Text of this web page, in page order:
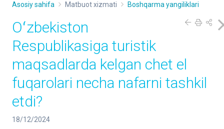
Asosiy sahifa Matbuot xizmati Boshqarma yangiliklari
Oʻzbekiston
Respublikasiga turistik
maqsadlarda kelgan chet el
fuqarolari necha nafarni tashkil
etdi?
18/12/2024